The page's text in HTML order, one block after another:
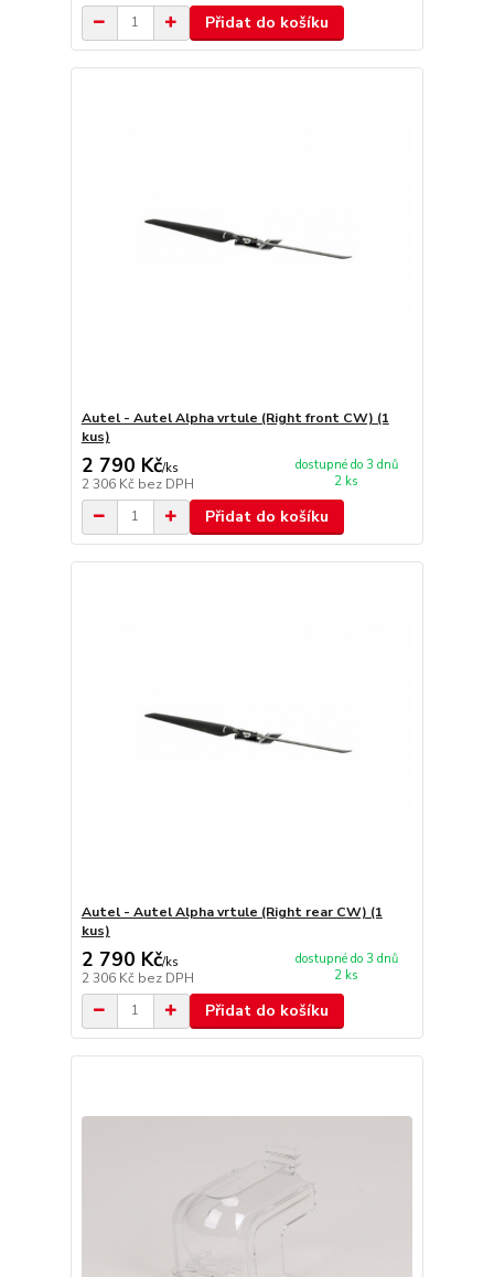
Přidat do košíku
Autel - Autel Alpha vrtule (Right front CW) (1
kus)
2 790 Kč/ks
2 306 Kč bez DPH
dostupné do 3 dnů
2 ks
Přidat do košíku
Autel - Autel Alpha vrtule (Right rear CW) (1
kus)
2 790 Kč/ks
2 306 Kč bez DPH
dostupné do 3 dnů
2 ks
Přidat do košíku